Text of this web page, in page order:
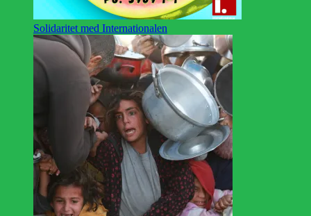
Solidaritet med Internationalen